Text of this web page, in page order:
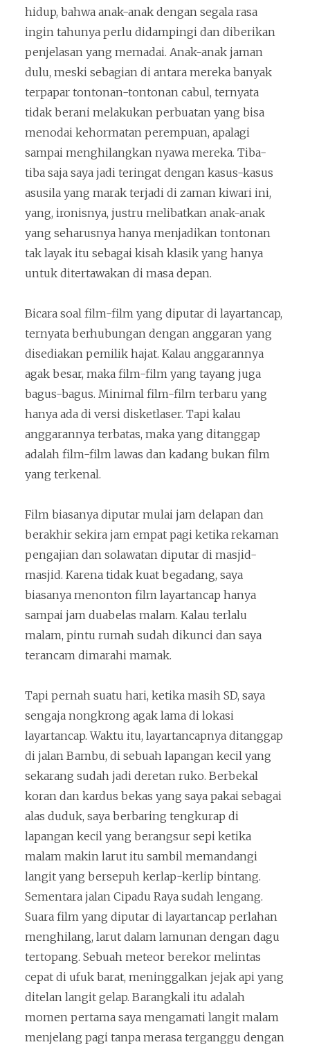
hidup, bahwa anak-anak dengan segala rasa
ingin tahunya perlu didampingi dan diberikan
penjelasan yang memadai. Anak-anak jaman
dulu, meski sebagian di antara mereka banyak
terpapar tontonan-tontonan cabul, ternyata
tidak berani melakukan perbuatan yang bisa
menodai kehormatan perempuan, apalagi
sampai menghilangkan nyawa mereka. Tiba-
tiba saja saya jadi teringat dengan kasus-kasus
asusila yang marak terjadi di zaman kiwari ini,
yang, ironisnya, justru melibatkan anak-anak
yang seharusnya hanya menjadikan tontonan
tak layak itu sebagai kisah klasik yang hanya
untuk ditertawakan di masa depan.
Bicara soal film-film yang diputar di layartancap,
ternyata berhubungan dengan anggaran yang
disediakan pemilik hajat. Kalau anggarannya
agak besar, maka film-film yang tayang juga
bagus-bagus. Minimal film-film terbaru yang
hanya ada di versi disketlaser. Tapi kalau
anggarannya terbatas, maka yang ditanggap
adalah film-film lawas dan kadang bukan film
yang terkenal.
Film biasanya diputar mulai jam delapan dan
berakhir sekira jam empat pagi ketika rekaman
pengajian dan solawatan diputar di masjid-
masjid. Karena tidak kuat begadang, saya
biasanya menonton film layartancap hanya
sampai jam duabelas malam. Kalau terlalu
malam, pintu rumah sudah dikunci dan saya
terancam dimarahi mamak.
Tapi pernah suatu hari, ketika masih SD, saya
sengaja nongkrong agak lama di lokasi
layartancap. Waktu itu, layartancapnya ditanggap
di jalan Bambu, di sebuah lapangan kecil yang
sekarang sudah jadi deretan ruko. Berbekal
koran dan kardus bekas yang saya pakai sebagai
alas duduk, saya berbaring tengkurap di
lapangan kecil yang berangsur sepi ketika
malam makin larut itu sambil memandangi
langit yang bersepuh kerlap-kerlip bintang.
Sementara jalan Cipadu Raya sudah lengang.
Suara film yang diputar di layartancap perlahan
menghilang, larut dalam lamunan dengan dagu
tertopang. Sebuah meteor berekor melintas
cepat di ufuk barat, meninggalkan jejak api yang
ditelan langit gelap. Barangkali itu adalah
momen pertama saya mengamati langit malam
menjelang pagi tanpa merasa terganggu dengan